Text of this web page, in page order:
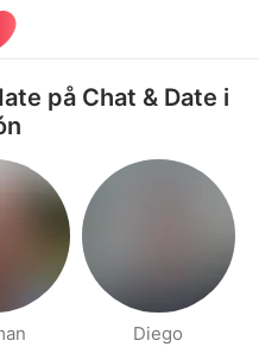
på Chat & Date i
Diego